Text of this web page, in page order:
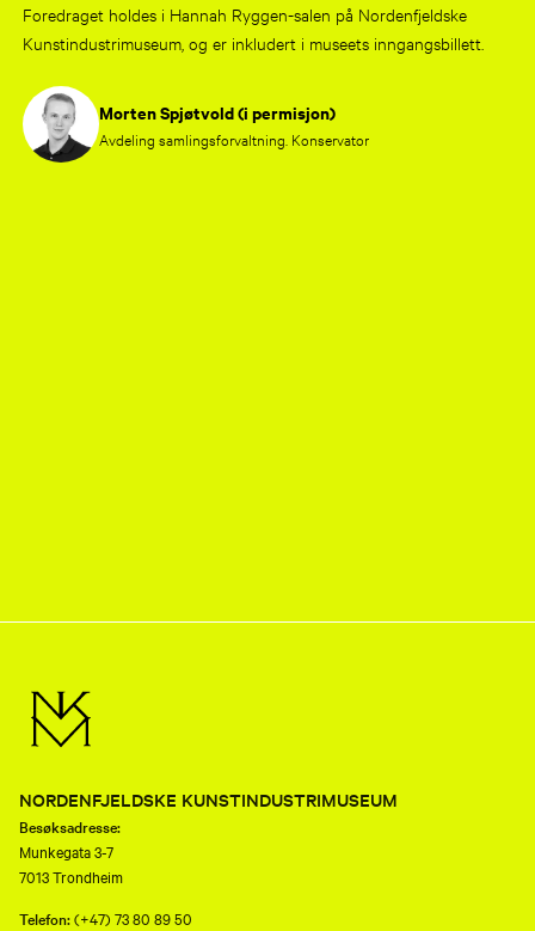
Foredraget holdes i Hannah Ryggen-salen på Nordenfjeldske
Kunstindustrimuseum, og er inkludert i museets inngangsbillett.
Morten Spjøtvold (i permisjon)
Avdeling samlingsforvaltning. Konservator
NORDENFJELDSKE KUNSTINDUSTRIMUSEUM
Besøksadresse:
Munkegata 3-7
7013 Trondheim
Telefon:(+47) 73 80 89 50